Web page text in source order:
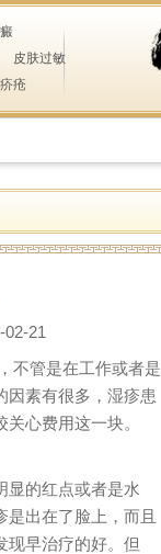
皮肤过敏
疥疮
21
管是在工作或者是
因素有很多，湿疹患
心费用这一块。
的红点或者是水
出在了脸上，而且
现早治疗的好。但